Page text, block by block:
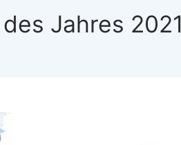
Jahres 2021